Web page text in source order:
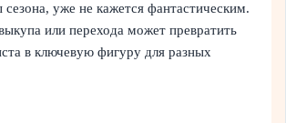
уже не кажется фантастическим.
или перехода может превратить
в ключевую фигуру для разных